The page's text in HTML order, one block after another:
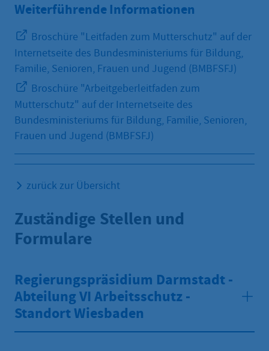
Weiterführende Informationen
Broschüre "Leitfaden zum Mutterschutz" auf der
Internetseite des Bundesministeriums für Bildung,
Familie, Senioren, Frauen und Jugend (BMBFSFJ)
Broschüre "Arbeitgeberleitfaden zum
Mutterschutz" auf der Internetseite des
Bundesministeriums für Bildung, Familie, Senioren,
Frauen und Jugend (BMBFSFJ)
zurück zur Übersicht
Zuständige Stellen und
Formulare
Regierungspräsidium Darmstadt -
Abteilung VI Arbeitsschutz -
Standort Wiesbaden